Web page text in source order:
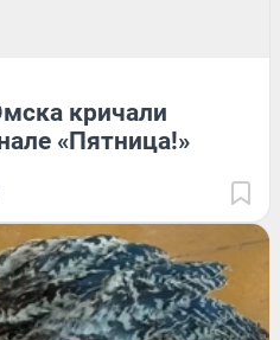
кричали
«Пятница!»